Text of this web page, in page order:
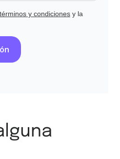
términos y condiciones y la